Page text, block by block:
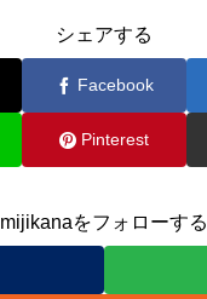
シェアする
Facebook
Pinterest
mijikanaをフォローする